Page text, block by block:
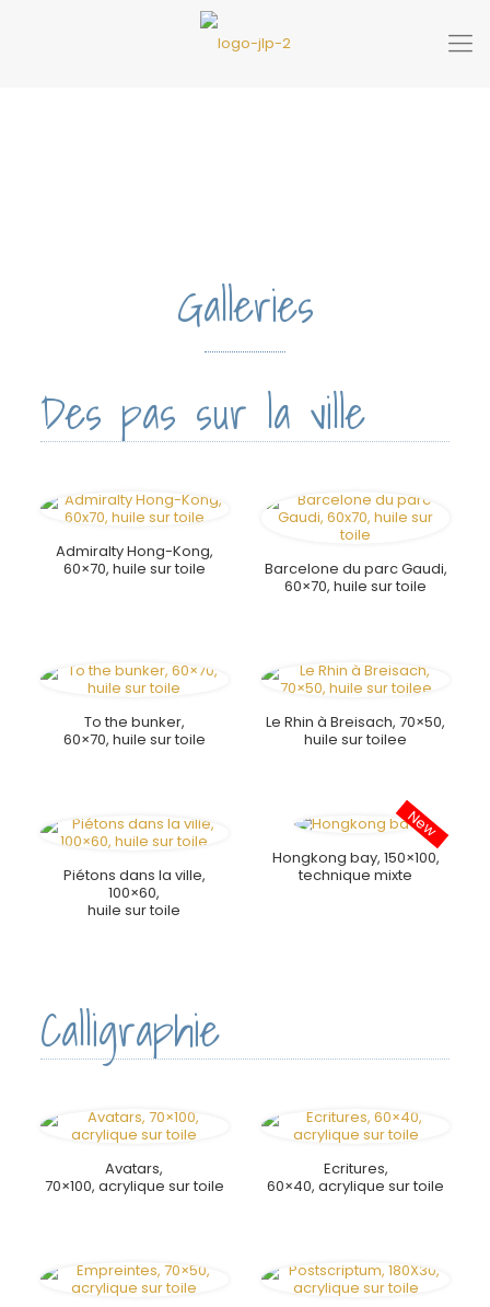
Galleries
Des pas sur la ville
Admiralty Hong-Kong,
60×70, huile sur toile
Barcelone du parc Gaudi,
60×70, huile sur toile
To the bunker,
60×70, huile sur toile
Le Rhin à Breisach, 70×50,
huile sur toilee
Piétons dans la ville,
100×60,
huile sur toile
Hongkong bay, 150×100,
technique mixte
Calligraphie
Avatars,
70×100, acrylique sur toile
Ecritures,
60×40, acrylique sur toile